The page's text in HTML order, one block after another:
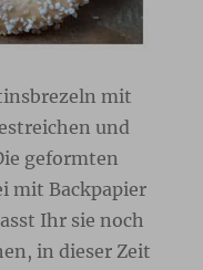
mit
und
geformten
mit Backpapier
Ihr sie noch
in dieser Zeit